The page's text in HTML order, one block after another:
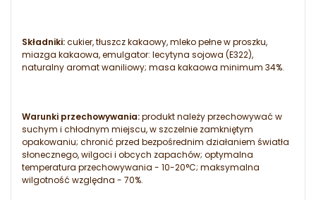
Składniki:cukier, tłuszcz kakaowy, mleko pełne w proszku,
miazga kakaowa, emulgator: lecytyna sojowa (E322),
naturalny aromat waniliowy; masa kakaowa minimum 34%.
Warunki przechowywania:produkt należy przechowywać w
suchym i chłodnym miejscu, w szczelnie zamkniętym
opakowaniu; chronić przed bezpośrednim działaniem światła
słonecznego, wilgoci i obcych zapachów; optymalna
temperatura przechowywania - 10-20°C; maksymalna
wilgotność względna - 70%.